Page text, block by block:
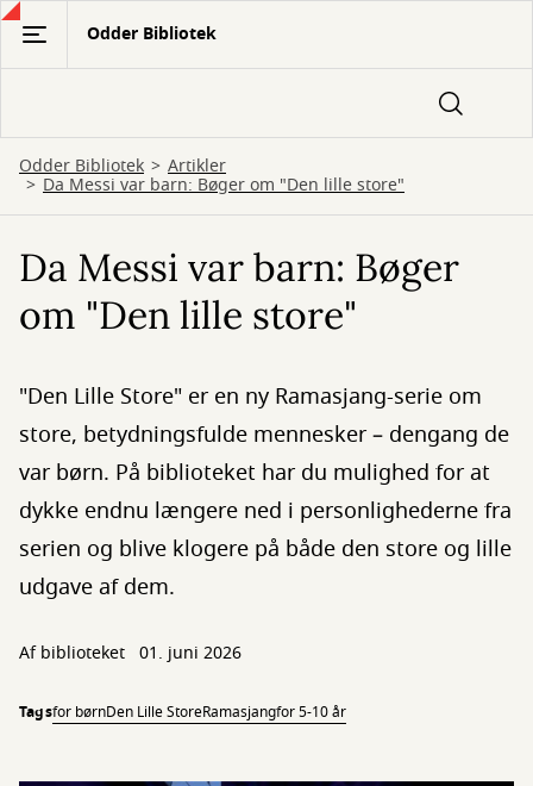
Gå
hovedindhold
Odder Bibliotek
Odder Bibliotek Artikler
Da Messi var barn: Bøger om "Den lille store"
Da Messi var barn: Bøger
om "Den lille store"
"Den Lille Store" er en ny Ramasjang-serie om
store, betydningsfulde mennesker – dengang de
var børn. På biblioteket har du mulighed for at
dykke endnu længere ned i personlighederne fra
serien og blive klogere på både den store og lille
udgave af dem.
Af biblioteket 01. juni 2026
Tagsfor børnDen Lille StoreRamasjangfor 5-10 år